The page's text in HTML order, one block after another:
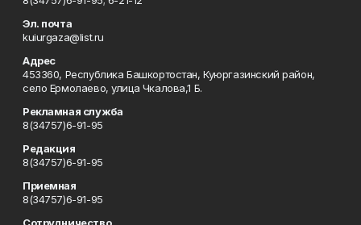
Эл. почта
kuiurgaza@list.ru
Адрес
453360, Республика Башкортостан, Куюргазинский район,
село Ермолаево, улица Чкалова,1 Б.
Рекламная служба
8(34757)6-91-95
Редакция
8(34757)6-91-95
Приемная
8(34757)6-91-95